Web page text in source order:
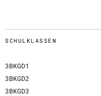
SCHULKLASSEN
3BKGD1
3BKGD2
3BKGD3